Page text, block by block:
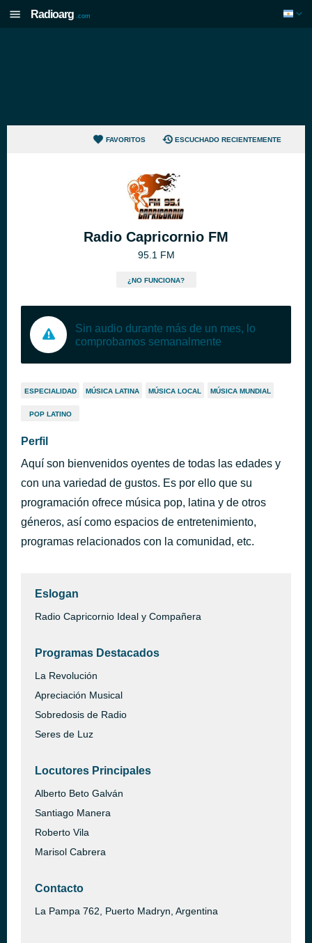
Radioarg .com
FAVORITOS ESCUCHADO RECIENTEMENTE
Radio Capricornio FM
95.1 FM
¿NO FUNCIONA?
Sin audio durante más de un mes, lo
comprobamos semanalmente
ESPECIALIDAD MÚSICA LATINA MÚSICA LOCAL MÚSICA MUNDIAL
POP LATINO
Perfil
Aquí son bienvenidos oyentes de todas las edades y
con una variedad de gustos. Es por ello que su
programación ofrece música pop, latina y de otros
géneros, así como espacios de entretenimiento,
programas relacionados con la comunidad, etc.
Eslogan
Radio Capricornio Ideal y Compañera
Programas Destacados
La Revolución
Apreciación Musical
Sobredosis de Radio
Seres de Luz
Locutores Principales
Alberto Beto Galván
Santiago Manera
Roberto Vila
Marisol Cabrera
Contacto
La Pampa 762, Puerto Madryn, Argentina